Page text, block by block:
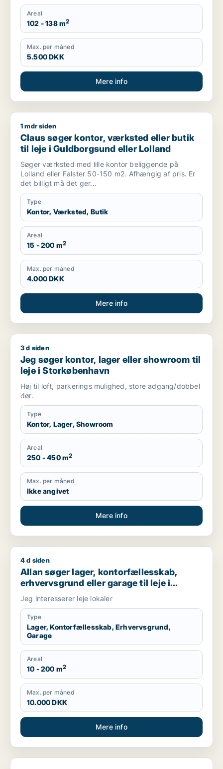
Areal
102 - 138 m2
Max. per måned
5.500 DKK
Mere info
Claus søger kontor, værksted eller butik til leje i
1 mdr siden
Claus søger kontor, værksted eller butik
til leje i Guldborgsund eller Lolland
Søger værksted med lille kontor beliggende på
Lolland eller Falster 50-150 m2. Afhængig af pris. Er
det billigt må det ger...
Type
Kontor, Værksted, Butik
Areal
15 - 200 m2
Max. per måned
4.000 DKK
Mere info
Jeg søger kontor, lager eller showroom til leje i
3 d siden
Jeg søger kontor, lager eller showroom til
leje i Storkøbenhavn
Høj til loft, parkerings mulighed, store adgang/dobbel
dør.
Type
Kontor, Lager, Showroom
Areal
250 - 450 m2
Max. per måned
Ikke angivet
Mere info
Allan søger lager, kontorfællesskab, erhvervsgrund eller
4 d siden
Allan søger lager, kontorfællesskab,
erhvervsgrund eller garage til leje i
Ringsted
Jeg interesserer leje lokaler
Type
Lager, Kontorfællesskab, Erhvervsgrund,
Garage
Areal
10 - 200 m2
Max. per måned
10.000 DKK
Mere info